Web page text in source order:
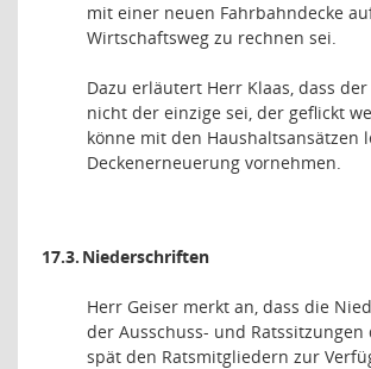
mit einer neuen Fahrbahndecke
Wirtschaftsweg zu rechnen sei.
Dazu erläutert Herr Klaas, dass
nicht der einzige sei, der geflickt
könne mit den Haushaltsansätzen
Deckenerneuerung vornehmen.
17.3. Niederschriften
Herr Geiser merkt an, dass die
der Ausschuss- und Ratssitzungen
spät den Ratsmitgliedern zur